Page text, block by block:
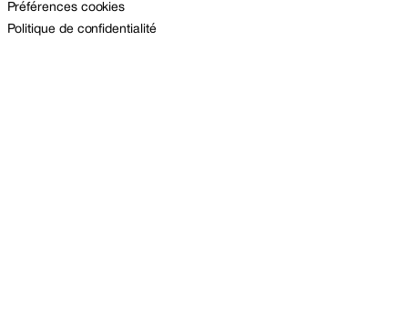
Préférences cookies
Politique de confidentialité